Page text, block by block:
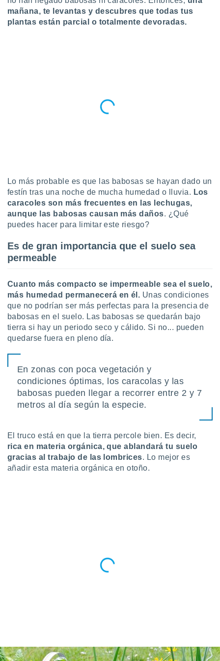
y
en
cookies
aceptar
de
sitio
te
sean
el sitio
se
para
ni para
aunque
Puedes
web a
abono
a lo que
Para
mañana, te levantas y descubres que todas tus
plantas están parcial o totalmente devoradas.
Lo más probable es que las babosas se hayan dado un
festín tras una noche de mucha humedad o lluvia. Los
caracoles son más frecuentes en las lechugas,
aunque las babosas causan más daños. ¿Qué
puedes hacer para limitar este riesgo?
Es de gran importancia que el suelo sea
permeable
Cuanto más compacto se impermeable sea el suelo,
más humedad permanecerá en él. Unas condiciones
que no podrían ser más perfectas para la presencia de
babosas en el suelo. Las babosas se quedarán bajo
tierra si hay un periodo seco y cálido. Si no... pueden
quedarse fuera en pleno día.
En zonas con poca vegetación y
condiciones óptimas, los caracolas y las
babosas pueden llegar a recorrer entre 2 y 7
metros al día según la especie.
El truco está en que la tierra percole bien. Es decir,
rica en materia orgánica, que ablandará tu suelo
gracias al trabajo de las lombrices. Lo mejor es
añadir esta materia orgánica en otoño.